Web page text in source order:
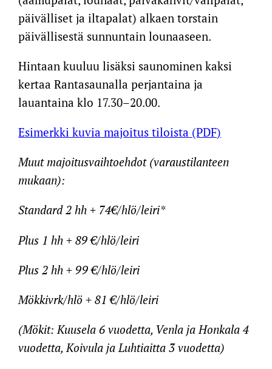
päivälliset ja iltapalat) alkaen torstain
päivällisestä sunnuntain lounaaseen.
Hintaan kuuluu lisäksi saunominen kaksi
kertaa Rantasaunalla perjantaina ja
lauantaina klo 17.30–20.00.
Esimerkki kuvia majoitus tiloista (PDF)
Muut majoitusvaihtoehdot (varaustilanteen
mukaan):
Standard 2 hh+ 74€/hlö/leiri*
Plus 1 hh+ 89 €/hlö/leiri
Plus 2 hh+ 99 €/hlö/leiri
Mökkivrk/hlö+ 81 €/hlö/leiri
(Mökit: Kuusela 6 vuodetta, Venla ja Honkala 4
vuodetta, Koivula ja Luhtiaitta 3 vuodetta)